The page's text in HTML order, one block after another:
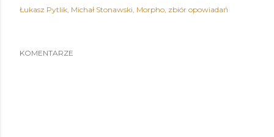
Łukasz Pytlik Michał Stonawski Morpho zbiór opowiadań
KOMENTARZE